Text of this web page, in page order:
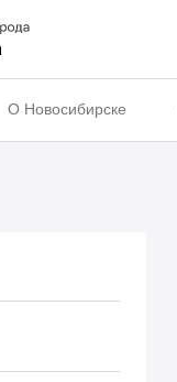
О Новосибирске